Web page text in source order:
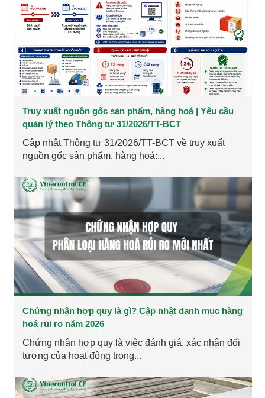
Truy xuất nguồn gốc sản phẩm, hàng hoá | Yêu cầu
quản lý theo Thông tư 31/2026/TT-BCT
Cập nhật Thông tư 31/2026/TT-BCT về truy xuất
nguồn gốc sản phẩm, hàng hoá:...
Chứng nhận hợp quy là gì? Cập nhật danh mục hàng
hoá rủi ro năm 2026
Chứng nhận hợp quy là việc đánh giá, xác nhận đối
tượng của hoạt động trong...